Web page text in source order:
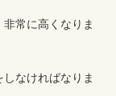
常に高くなりま
なければなりま